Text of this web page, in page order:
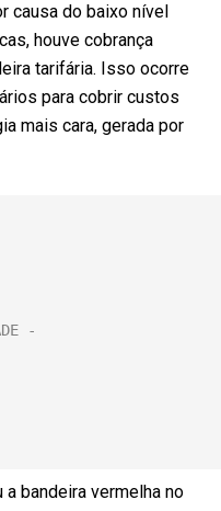
causa do baixo nível
houve cobrança
tarifária. Isso ocorre
para cobrir custos
mais cara, gerada por
bandeira vermelha no